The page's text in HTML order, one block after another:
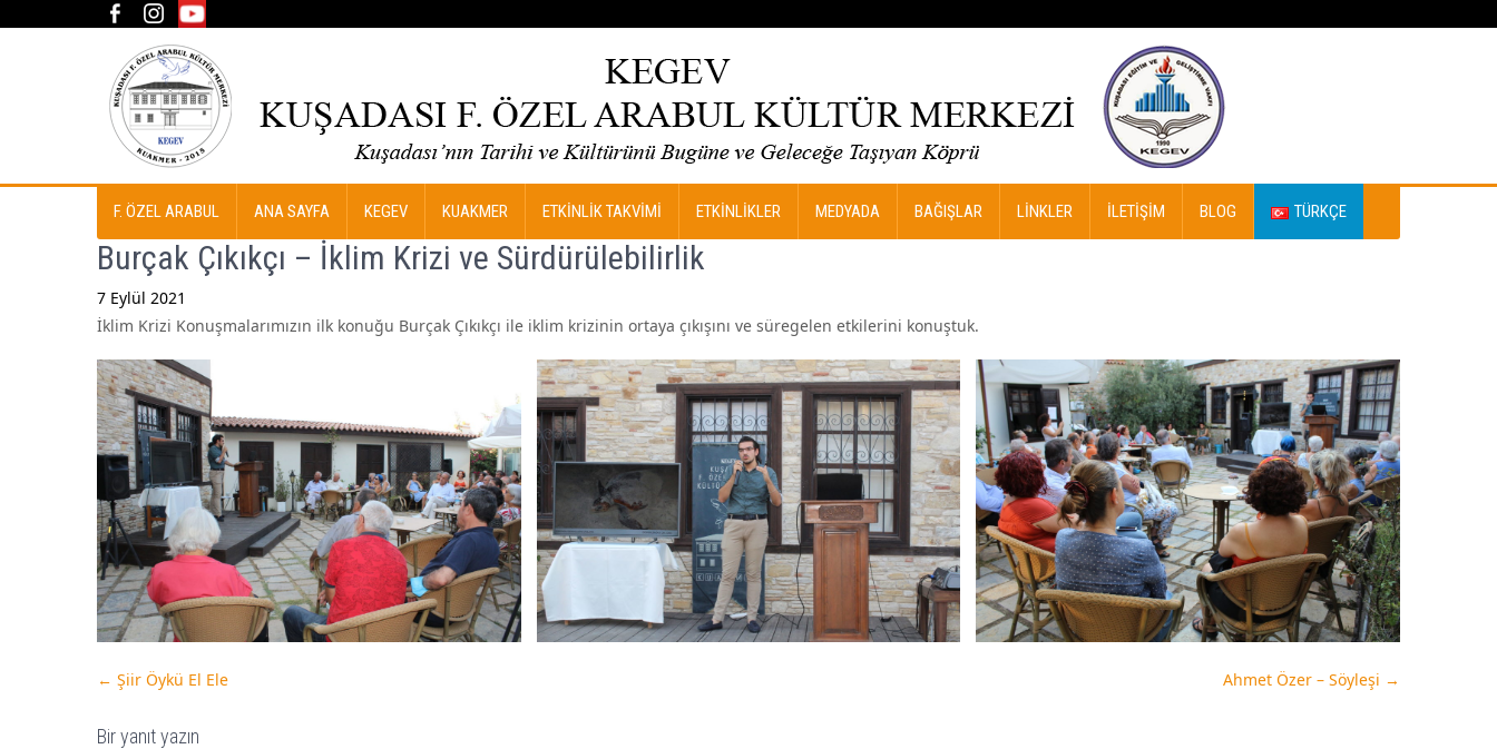
F. ÖZEL ARABUL ANA SAYFA KEGEV KUAKMER ETKİNLİK TAKVİMİ ETKİNLİKLER MEDYADA BAĞIŞLAR LINKLER İLETIŞIM BLOG TÜRKÇE
Burçak Çıkıkçı – İklim Krizi ve Sürdürülebilirlik
7 Eylül 2021
İklim Krizi Konuşmalarımızın ilk konuğu Burçak Çıkıkçı ile iklim krizinin ortaya çıkışını ve süregelen etkilerini konuştuk.
navigation
← Şiir Öykü El Ele Ahmet Özer – Söyleşi →
Bir yanıt yazın